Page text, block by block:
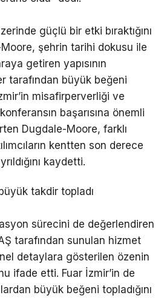
güçlü bir etki bıraktığını
şehrin tarihi dokusu ile
getiren yapısının
tarafından büyük beğeni
misafirperverliği ve
başarısına önemli
Dugdale-Moore, farklı
kentten son derece
kaydetti.
takdir topladı
sürecini de değerlendiren
tarafından sunulan hizmet
detaylara gösterilen özenin
ifade etti. Fuar İzmir’in de
büyük beğeni topladığını